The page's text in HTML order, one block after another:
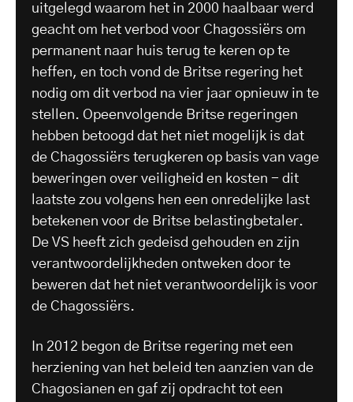
uitgelegd waarom het in 2000 haalbaar werd
geacht om het verbod voor Chagossiërs om
permanent naar huis terug te keren op te
heffen, en toch vond de Britse regering het
nodig om dit verbod na vier jaar opnieuw in te
stellen. Opeenvolgende Britse regeringen
hebben betoogd dat het niet mogelijk is dat
de Chagossiërs terugkeren op basis van vage
beweringen over veiligheid en kosten - dit
laatste zou volgens hen een onredelijke last
betekenen voor de Britse belastingbetaler.
De VS heeft zich gedeisd gehouden en zijn
verantwoordelijkheden ontweken door te
beweren dat het niet verantwoordelijk is voor
de Chagossiërs.
In 2012 begon de Britse regering met een
herziening van het beleid ten aanzien van de
Chagosianen en gaf zij opdracht tot een